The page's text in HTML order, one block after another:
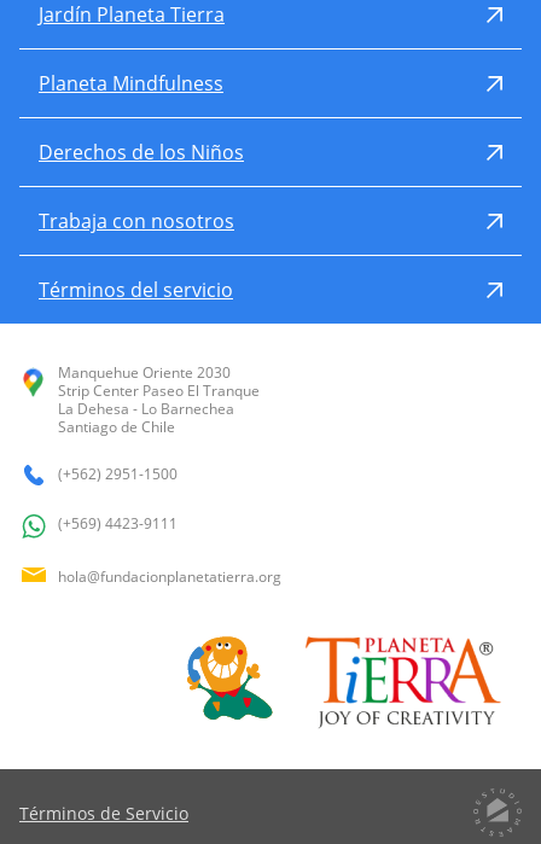
Jardín Planeta Tierra
Planeta Mindfulness
Derechos de los Niños
Trabaja con nosotros
Términos del servicio
Manquehue Oriente 2030
Strip Center Paseo El Tranque
La Dehesa - Lo Barnechea
Santiago de Chile
(+562) 2951-1500
(+569) 4423-9111
hola@fundacionplanetatierra.org
Términos de Servicio